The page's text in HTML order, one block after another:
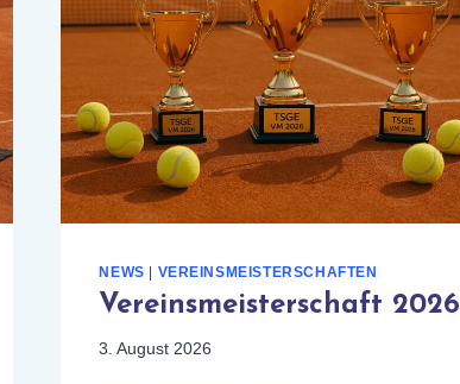
NEWS VEREINSMEISTERSCHAFTEN
Vereinsmeisterschaft 2026
3. August 2026